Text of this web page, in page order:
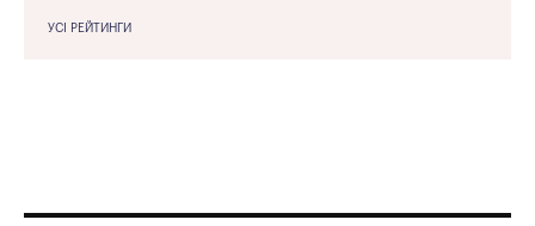
УСІ РЕЙТИНГИ